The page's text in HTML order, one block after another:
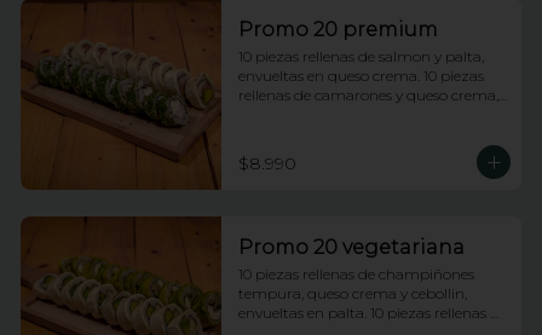
Promo 20 premium
10 piezas rellenas de salmon y palta,
envueltas en queso crema. 10 piezas
rellenas de camarones y queso crema,
$8.990
Promo 20 vegetariana
10 piezas rellenas de champiñones
tempura, queso crema y cebollin,
envueltas en palta. 10 piezas rellenas de